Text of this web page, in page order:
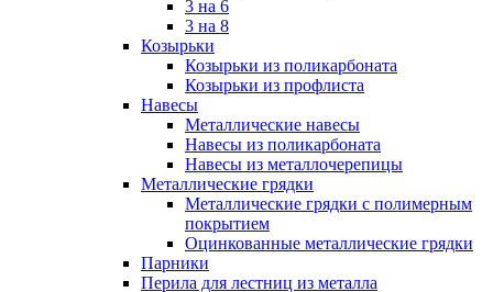
3 на 6
3 на 8
Козырьки
Козырьки из поликарбоната
Козырьки из профлиста
Навесы
Металлические навесы
Навесы из поликарбоната
Навесы из металлочерепицы
Металлические грядки
Металлические грядки с полимерным
покрытием
Оцинкованные металлические грядки
Парники
Перила для лестниц из металла